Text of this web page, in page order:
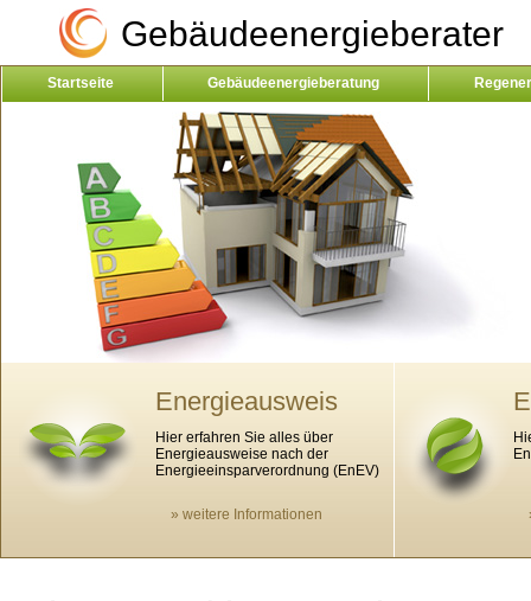
Gebäudeenergieberater
Startseite Gebäudeenergieberatung
Energieausweis
Hier erfahren Sie alles über
Energieausweise nach der
Energieeinsparverordnung (EnEV)
» weitere Informationen